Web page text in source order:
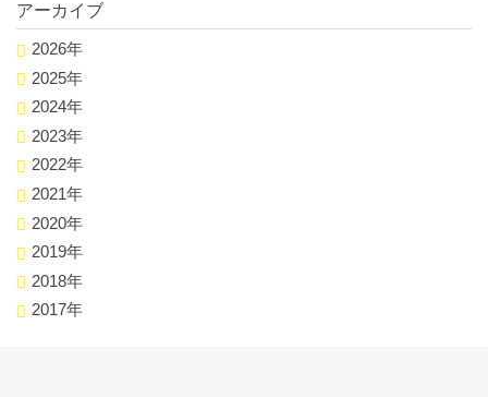
アーカイブ
2026年
2025年
2024年
2023年
2022年
2021年
2020年
2019年
2018年
2017年